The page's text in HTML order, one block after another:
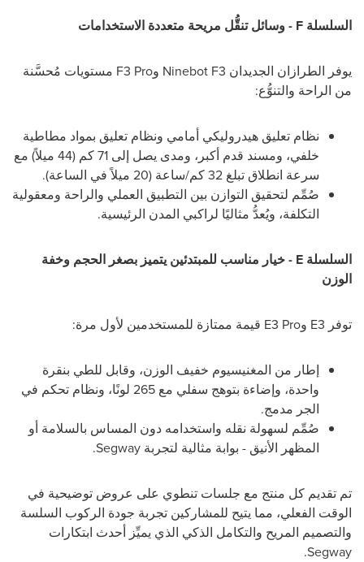
السلسلة F - وسائل تنقُّل مريحة متعددة الاستخدامات
يوفر الطرازان الجديدان Ninebot F3 وF3 Pro مستويات مُحسَّنة
من الراحة والتنوُّع:
نظام تعليق هيدروليكي أمامي ونظام تعليق بمواد مطاطية
خلفي، ومسند قدم أكبر، ومدى يصل إلى 71 كم (44 ميلاً) مع
سرعة انطلاق تبلغ 32 كم/ساعة (20 ميلاً في الساعة).
صُمِّم لتحقيق التوازن بين التطبيق العملي والراحة ومعقولية
التكلفة، ويُعدُّ مثاليًا لراكبي المدن الرئيسية.
السلسلة E - خيار مناسب للمبتدئين يتميز بصغر الحجم وخفة
الوزن
توفر E3 وE3 Pro قيمة ممتازة للمستخدمين لأول مرة:
إطار من المغنيسيوم خفيف الوزن، وقابل للطي بنقرة
واحدة، وإضاءة بتوهج سفلي مع 265 لونًا، ونظام تحكم في
الجر مدمج.
صُمِّم لسهولة نقله واستخدامه دون المساس بالسلامة أو
المظهر الأنيق - بوابة مثالية لتجربة Segway.
تم تقديم كل منتج مع جلسات تنطوي على عروض توضيحية في
الوقت الفعلي، مما يتيح للمشاركين تجربة جودة الركوب السلسة
والتصميم المريح والتكامل الذكي الذي يميِّز أحدث ابتكارات
Segway.